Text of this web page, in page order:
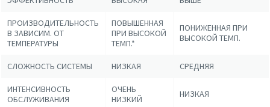
ПРОИЗВОДИТЕЛЬНОСТЬ
В ЗАВИСИМ. ОТ
ТЕМПЕРАТУРЫ
ПОВЫШЕННАЯ
ПРИ ВЫСОКОЙ
ТЕМП.*
ПОНИЖЕННАЯ ПРИ
ВЫСОКОЙ ТЕМП.
СЛОЖНОСТЬ СИСТЕМЫ НИЗКАЯ СРЕДНЯЯ
ИНТЕНСИВНОСТЬ
ОБСЛУЖИВАНИЯ
ОЧЕНЬ
НИЗКИЙ
НИЗКАЯ